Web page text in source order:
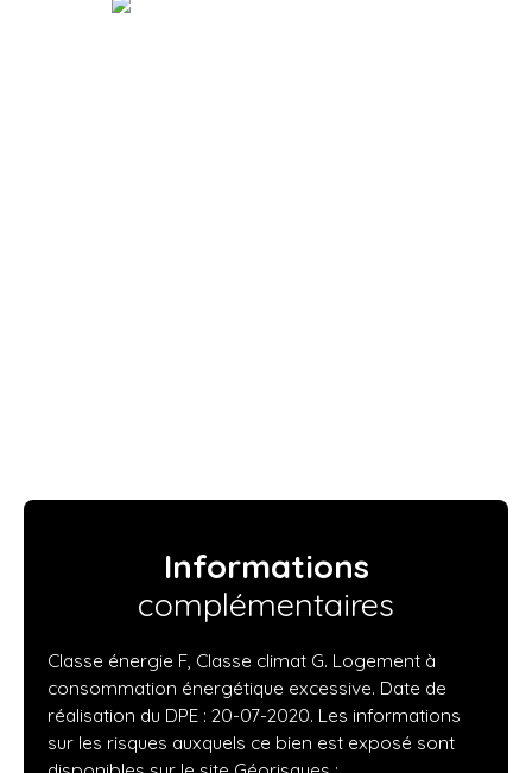
Informations
complémentaires
Classe énergie F, Classe climat G. Logement à
consommation énergétique excessive. Date de
réalisation du DPE : 20-07-2020. Les informations
sur les risques auxquels ce bien est exposé sont